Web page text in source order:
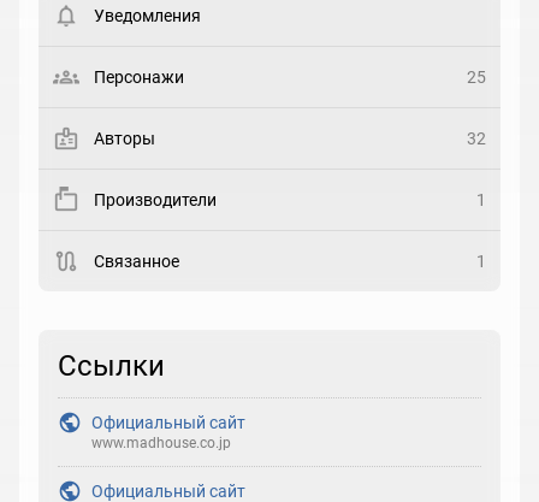
Статус
Рейтинг
Реакция
Уведомления
Персонажи 25
Авторы 32
Производители 1
Связанное 1
Ссылки
Официальный сайт
www.madhouse.co.jp
Официальный сайт